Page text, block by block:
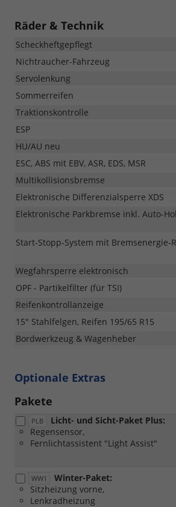
Räder & Technik
Scheckheftgepflegt
Nichtraucher-Fahrzeug
Servolenkung
Sommerreifen
Traktionskontrolle
ESP
HU/AU neu
ESC, ABS mit EBV, ASR, EDS, MSR
Multikollisionsbremse
Elektronische Differenzialsperre XDS
Elektronische Parkbremse inkl. Auto-
Start-Stopp-System mit Bremsenergie-
Wegfahrsperre elektronisch
OPF - Partikelfilter (für TSI)
Reifenkontrollanzeige
15" Stahlfelgen, Reifen 195/65 R15
Bordwerkzeug & Wagenheber
Optionale Extras
Pakete
PLB
Licht- und Sicht-Paket Plus:
Regensensor,
Fernlichtassistent "Light Assist"
WW1
Winter-Paket:
Sitzheizung vorne,
Lenkradheizung